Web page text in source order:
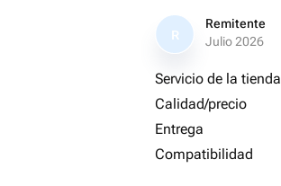
R
Remitente
Julio 2026
Servicio de la tienda
Calidad/precio
Entrega
Compatibilidad